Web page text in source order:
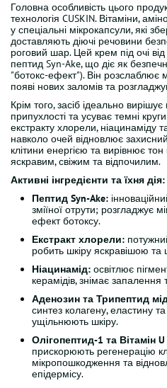
Головна особливість цього
технологія CUSKIN. Вітаміни,
у спеціальні мікрокапсули, які
доставляють діючі речовини
роговий шар. Цей крем під очі
пептид Syn-Ake, що діє як
"ботокс-ефект"). Він розслаблює
появі нових заломів та
Крім того, засіб ідеально
припухлості та усуває темні
екстракту хлорели, ніацинаміду
навколо очей відновлює
клітини енергією та вирівнює
яскравим, свіжим та відпочилим.
Активні інгредієнти та їхня дія:
Пептид Syn-Ake:
зміїної отрути; розгладжує
ефект ботоксу.
Екстракт хлорели:
робить шкіру яскравішою
Ніацинамід: освітлює
керамідів, знімає запалення
Аденозин та Трипептид
синтез колагену, еластину
ущільнюють шкіру.
Олігопептид-1 та Вітамін
прискорюють регенерацію
мікропошкодження та
епідермісу.